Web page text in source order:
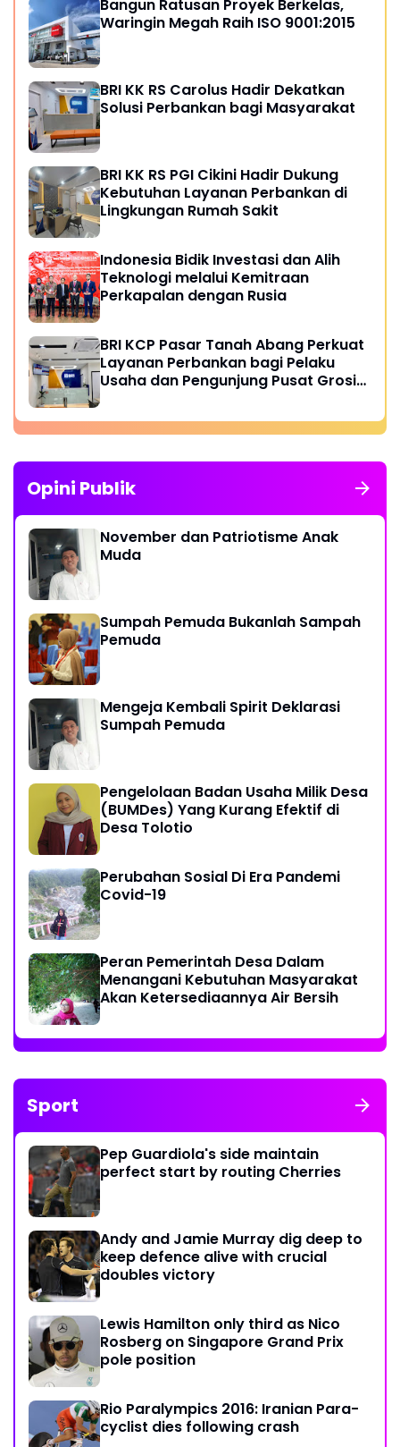
Bangun Ratusan Proyek Berkelas,
Waringin Megah Raih ISO 9001:2015
BRI KK RS Carolus Hadir Dekatkan
Solusi Perbankan bagi Masyarakat
BRI KK RS PGI Cikini Hadir Dukung
Kebutuhan Layanan Perbankan di
Lingkungan Rumah Sakit
Indonesia Bidik Investasi dan Alih
Teknologi melalui Kemitraan
Perkapalan dengan Rusia
BRI KCP Pasar Tanah Abang Perkuat
Layanan Perbankan bagi Pelaku
Usaha dan Pengunjung Pusat Grosir
Opini Publik
November dan Patriotisme Anak
Muda
Sumpah Pemuda Bukanlah Sampah
Pemuda
Mengeja Kembali Spirit Deklarasi
Sumpah Pemuda
Pengelolaan Badan Usaha Milik Desa
(BUMDes) Yang Kurang Efektif di
Desa Tolotio
Perubahan Sosial Di Era Pandemi
Covid-19
Peran Pemerintah Desa Dalam
Menangani Kebutuhan Masyarakat
Akan Ketersediaannya Air Bersih
Sport
Pep Guardiola's side maintain
perfect start by routing Cherries
Andy and Jamie Murray dig deep to
keep defence alive with crucial
doubles victory
Lewis Hamilton only third as Nico
Rosberg on Singapore Grand Prix
pole position
Rio Paralympics 2016: Iranian Para-
cyclist dies following crash